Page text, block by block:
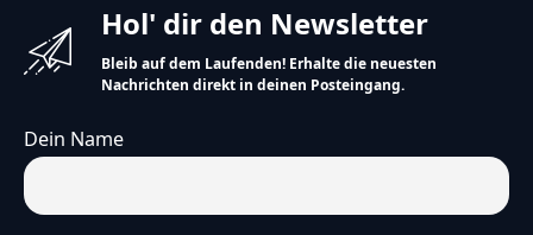
Hol' dir den Newsletter
Bleib auf dem Laufenden! Erhalte die neuesten
Nachrichten direkt in deinen Posteingang.
Dein Name